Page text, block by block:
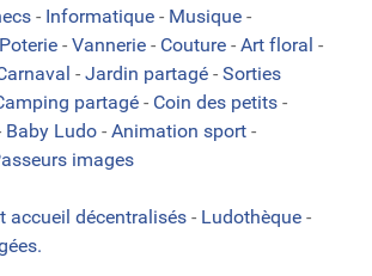
- Informatique - Musique -
Poterie - Vannerie - Couture - Art floral -
- Jardin partagé - Sorties
partagé - Coin des petits -
Baby Ludo - Animation sport -
images
accueil décentralisés - Ludothèque -